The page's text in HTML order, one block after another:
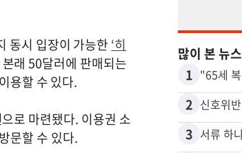
동시 입장이 가능한 ‘히
래 50달러에 판매되는
용할 수 있다.
로 마련됐다. 이용권 소
문할 수 있다.
많이 본 뉴스
1
2
3